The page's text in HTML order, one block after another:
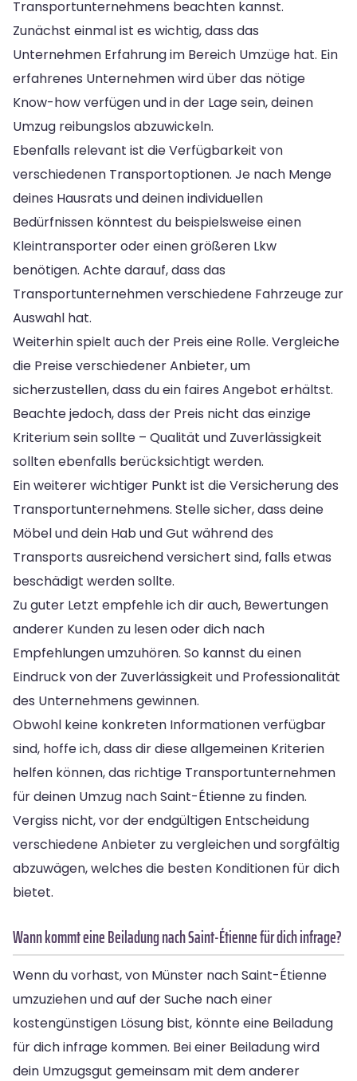
Transportunternehmens beachten kannst.
Zunächst einmal ist es wichtig, dass das
Unternehmen Erfahrung im Bereich Umzüge hat. Ein
erfahrenes Unternehmen wird über das nötige
Know-how verfügen und in der Lage sein, deinen
Umzug reibungslos abzuwickeln.
Ebenfalls relevant ist die Verfügbarkeit von
verschiedenen Transportoptionen. Je nach Menge
deines Hausrats und deinen individuellen
Bedürfnissen könntest du beispielsweise einen
Kleintransporter oder einen größeren Lkw
benötigen. Achte darauf, dass das
Transportunternehmen verschiedene Fahrzeuge zur
Auswahl hat.
Weiterhin spielt auch der Preis eine Rolle. Vergleiche
die Preise verschiedener Anbieter, um
sicherzustellen, dass du ein faires Angebot erhältst.
Beachte jedoch, dass der Preis nicht das einzige
Kriterium sein sollte – Qualität und Zuverlässigkeit
sollten ebenfalls berücksichtigt werden.
Ein weiterer wichtiger Punkt ist die Versicherung des
Transportunternehmens. Stelle sicher, dass deine
Möbel und dein Hab und Gut während des
Transports ausreichend versichert sind, falls etwas
beschädigt werden sollte.
Zu guter Letzt empfehle ich dir auch, Bewertungen
anderer Kunden zu lesen oder dich nach
Empfehlungen umzuhören. So kannst du einen
Eindruck von der Zuverlässigkeit und Professionalität
des Unternehmens gewinnen.
Obwohl keine konkreten Informationen verfügbar
sind, hoffe ich, dass dir diese allgemeinen Kriterien
helfen können, das richtige Transportunternehmen
für deinen Umzug nach Saint-Étienne zu finden.
Vergiss nicht, vor der endgültigen Entscheidung
verschiedene Anbieter zu vergleichen und sorgfältig
abzuwägen, welches die besten Konditionen für dich
bietet.
Wann kommt eine Beiladung nach Saint-Étienne für dich infrage?
Wenn du vorhast, von Münster nach Saint-Étienne
umzuziehen und auf der Suche nach einer
kostengünstigen Lösung bist, könnte eine Beiladung
für dich infrage kommen. Bei einer Beiladung wird
dein Umzugsgut gemeinsam mit dem anderer